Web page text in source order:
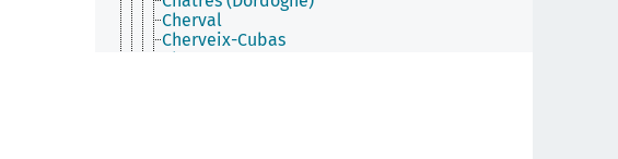
Cherval
Cherveix-Cubas
Chourgnac